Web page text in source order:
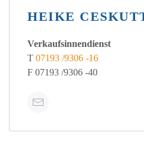
HEIKE
Verkaufsinnendienst
T 07193 /9306 -16
F 07193 /9306 -40